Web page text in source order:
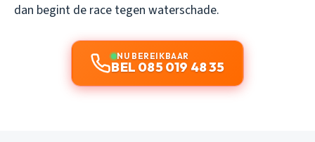
dan begint de race tegen waterschade.
NU BEREIKBAAR
BEL 085 019 48 35